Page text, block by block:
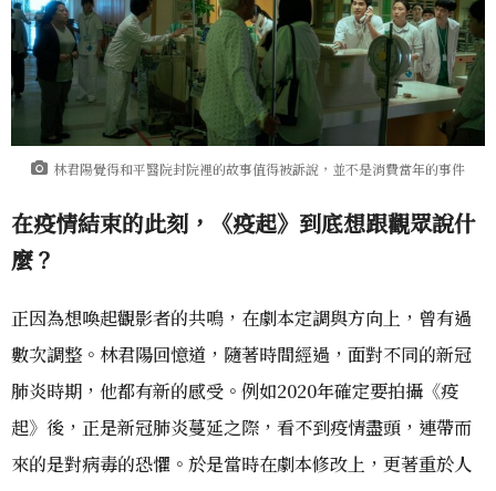
林君陽覺得和平醫院封院裡的故事值得被訴說，並不是消費當年的事件
在疫情結束的此刻，《疫起》到底想跟觀眾說什
麼？
正因為想喚起觀影者的共鳴，在劇本定調與方向上，曾有過
數次調整。林君陽回憶道，隨著時間經過，面對不同的新冠
肺炎時期，他都有新的感受。例如2020年確定要拍攝《疫
起》後，正是新冠肺炎蔓延之際，看不到疫情盡頭，連帶而
來的是對病毒的恐懼。於是當時在劇本修改上，更著重於人